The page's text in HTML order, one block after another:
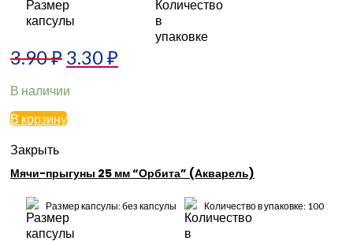
3.90₽ 3.30₽
В наличии
В корзину
Закрыть
Мячи-прыгуны 25 мм “Орбита” (Акварель)
Размер капсулы: без капсулы Количество в упаковке: 100